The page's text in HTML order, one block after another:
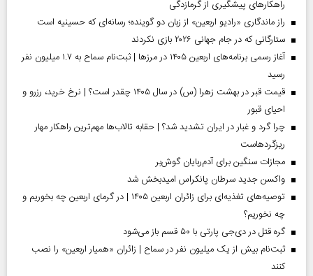
راهکارهای پیشگیری از گرمازدگی
راز ماندگاری «رادیو اربعین» از زبان دو گوینده؛ رسانه‌ای که حسینیه است
ستارگانی که در جام جهانی ۲۰۲۶ بازی نکردند
آغاز رسمی برنامه‌های اربعین ۱۴۰۵ در مرز‌ها | ثبت‌نام سماح به ۱.۷ میلیون نفر
رسید
قیمت قبر در بهشت زهرا (س) در سال ۱۴۰۵ چقدر است؟ | نرخ خرید، رزرو و
احیای قبور
چرا گرد و غبار در ایران تشدید شد؟ | حقابه تالاب‌ها مهم‌ترین راهکار مهار
ریزگردهاست
مجازات سنگین برای آدم‌ربایان گوش‌بر
واکسن جدید سرطان پانکراس امیدبخش شد
توصیه‌های تغذیه‌ای برای زائران اربعین ۱۴۰۵ | در گرمای اربعین چه بخوریم و
چه نخوریم؟
گره قتل در دی‌جی پارتی با ۵۰ قسم باز می‌شود
ثبت‌نام بیش از یک میلیون نفر در سماح | زائران «همیار اربعین» را نصب
کنند